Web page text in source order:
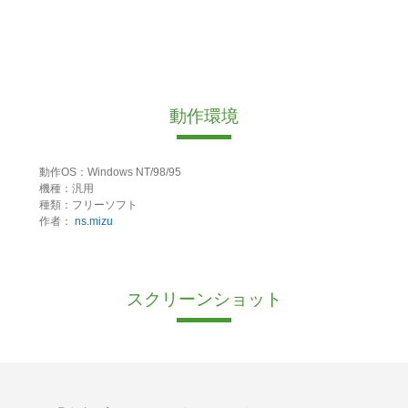
動作環境
動作OS：Windows NT/98/95
機種：汎用
種類：フリーソフト
作者： ns.mizu
スクリーンショット